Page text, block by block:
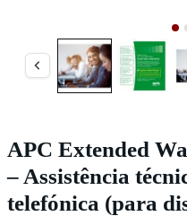
APC Extended
– Assistência
telefónica (para